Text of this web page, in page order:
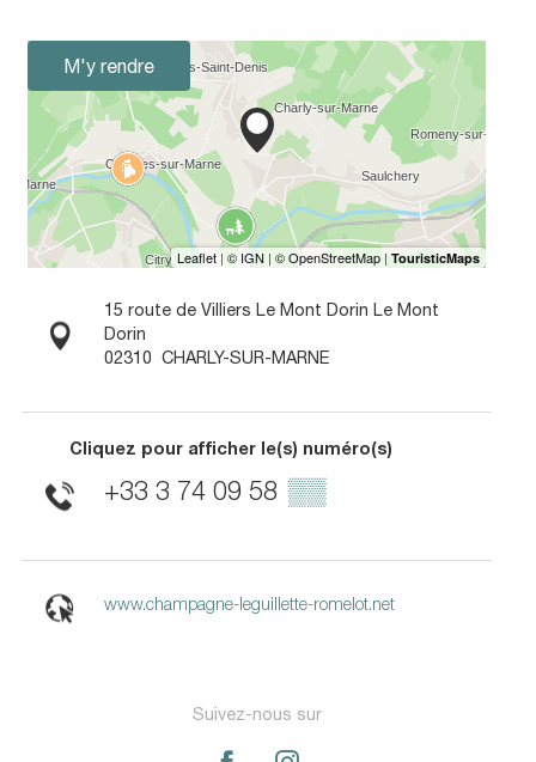
M'y rendre
15 route de Villiers Le Mont Dorin Le Mont
Dorin
02310 CHARLY-SUR-MARNE
Cliquez pour afficher le(s) numéro(s)
+33 3 74 09 58 ▒▒
www.champagne-leguillette-romelot.net
Suivez-nous sur